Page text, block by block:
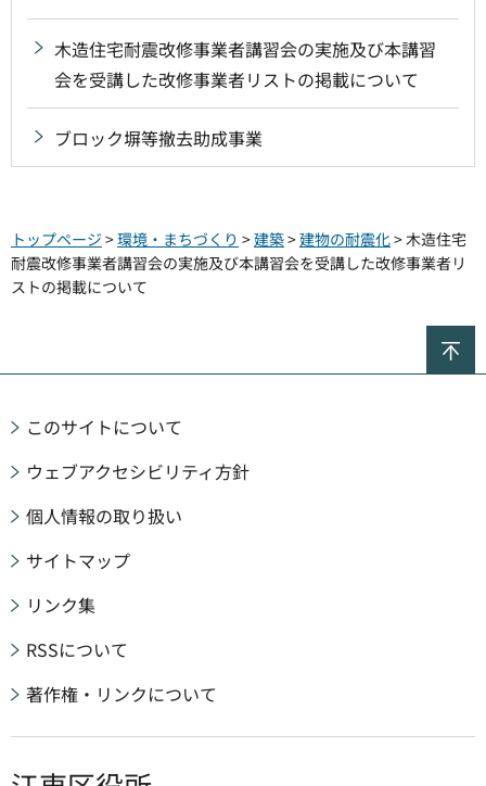
木造住宅耐震改修事業者講習会の実施及び本講習
会を受講した改修事業者リストの掲載について
ブロック塀等撤去助成事業
トップページ >環境・まちづくり >建築>建物の耐震化> 木造住宅
耐震改修事業者講習会の実施及び本講習会を受講した改修事業者リ
ストの掲載について
このサイトについて
ウェブアクセシビリティ方針
個人情報の取り扱い
サイトマップ
リンク集
RSSについて
著作権・リンクについて